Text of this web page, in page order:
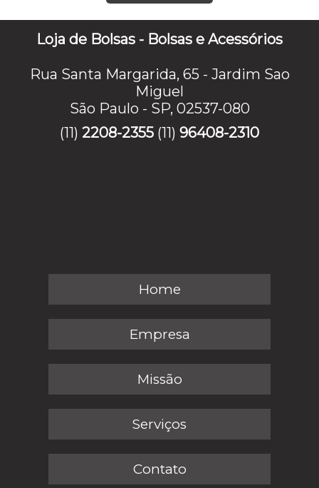
Loja de Bolsas - Bolsas e Acessórios
Rua Santa Margarida, 65 - Jardim Sao
Miguel
São Paulo - SP, 02537-080
(11) 2208-2355 (11) 96408-2310
Home
Empresa
Missão
Serviços
Contato